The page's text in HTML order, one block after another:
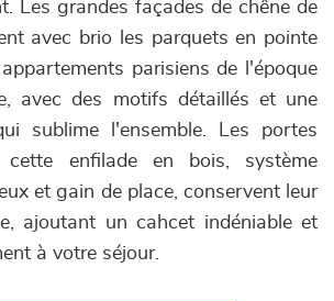
Les grandes façades de chêne de
avec brio les parquets en pointe
parisiens de l'époque
avec des motifs détaillés et une
sublime l'ensemble. Les portes
cette enfilade en bois, système
et gain de place, conservent leur
ajoutant un cahcet indéniable et
à votre séjour.